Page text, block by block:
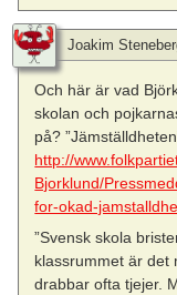
Joakim
Och här är vad
skolan och
på?
http://
Bjorklund/
for-okad-
”Svensk skola
klassrummet är det
drabbar ofta tjejer.